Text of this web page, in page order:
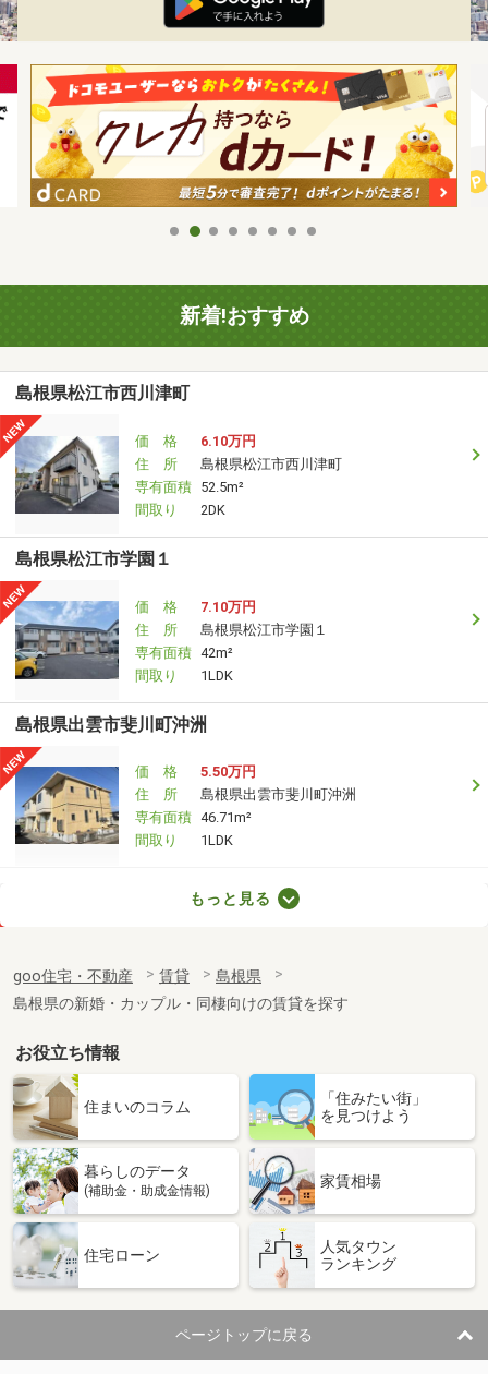
新着!おすすめ
島根県松江市西川津町
価 格
6.10万円
住 所
島根県松江市西川津町
専有面積 52.5m²
間取り
2DK
島根県松江市学園１
価 格
7.10万円
住 所
島根県松江市学園１
専有面積 42m²
間取り
1LDK
島根県出雲市斐川町沖洲
価 格
5.50万円
住 所
島根県出雲市斐川町沖洲
専有面積 46.71m²
間取り
1LDK
専有面積
43.74m²
間取り
1LDK
島根県益田市高津４丁目
価 格
3.67万円
島根県益田市高津４丁目
専有面積 28.98m²
間取り
島根県松江市菅田町
住 所
島根県松江市菅田町
専有面積 19.5m²
間取り
1K
もっと見る
goo住宅・不動産 賃貸
島根県
島根県の新婚・カップル・同棲向けの賃貸を探す
お役立ち情報
住まいのコラム
「住みたい街」
を見つけよう
暮らしのデータ
(補助金・助成金情報)
家賃相場
住宅ローン
人気タウン
ランキング
ページトップに戻る